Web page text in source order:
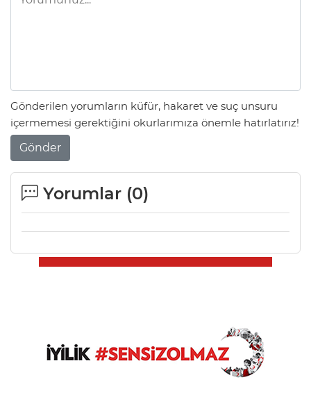
Gönderilen yorumların küfür, hakaret ve suç unsuru
içermemesi gerektiğini okurlarımıza önemle hatırlatırız!
Gönder
Yorumlar (0)